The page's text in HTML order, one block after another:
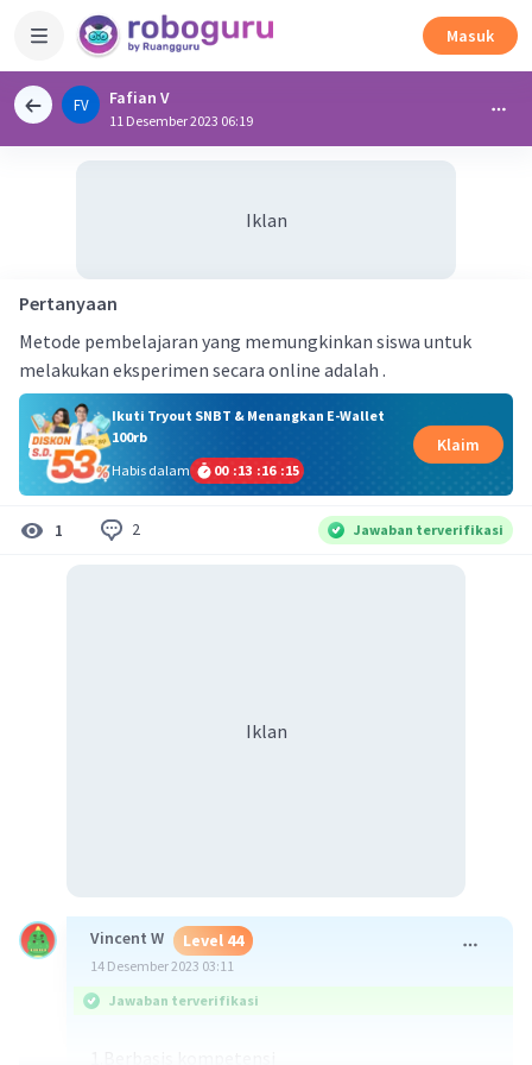
Masuk
FV Fafian V
11 Desember 2023 06:19
Iklan
Pertanyaan
Metode pembelajaran yang memungkinkan siswa untuk
melakukan eksperimen secara online adalah .
Ikuti Tryout SNBT & Menangkan E-Wallet
100rb
Habis dalam
00 :13 :16 :15
Klaim
1 2 Jawaban terverifikasi
Iklan
Vincent W Level 44
14 Desember 2023 03:11
Jawaban terverifikasi